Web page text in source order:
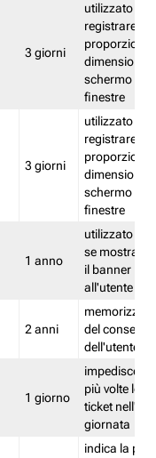
3 giorni
utilizzato per
registrare le
proporzioni
dimensioni
schermo e
finestre
3 giorni
utilizzato per
registrare le
proporzioni
dimensioni
schermo e
finestre
1 anno
utilizzato per
se mostrare
il banner
all'utente
2 anni
memorizza
del
dell'utente
1 giorno
impedisce di
più volte lo
ticket
giornata
indica la